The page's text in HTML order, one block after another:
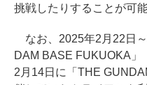
挑戦したりすることが可能
なお、2025年2月22日
DAM BASE FUKUOKA」
2月14日に「THE